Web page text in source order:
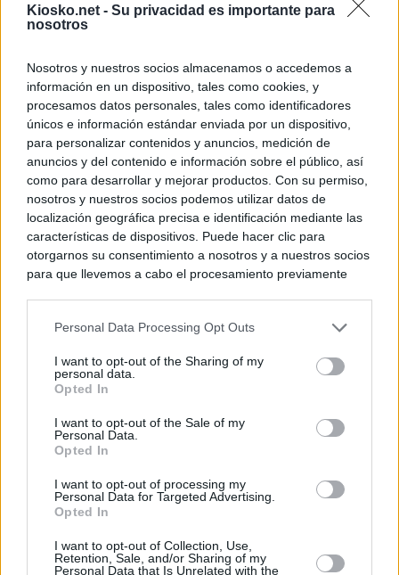
Kiosko.net - Su privacidad es importante para
nosotros
Nosotros y nuestros socios almacenamos o accedemos a
información en un dispositivo, tales como cookies, y
procesamos datos personales, tales como identificadores
únicos e información estándar enviada por un dispositivo,
para personalizar contenidos y anuncios, medición de
anuncios y del contenido e información sobre el público, así
como para desarrollar y mejorar productos. Con su permiso,
nosotros y nuestros socios podemos utilizar datos de
localización geográfica precisa e identificación mediante las
características de dispositivos. Puede hacer clic para
otorgarnos su consentimiento a nosotros y a nuestros socios
para que llevemos a cabo el procesamiento previamente
negar su consentimiento. Tenga en cuenta que algún
de su consentimiento, pero usted tiene el derecho de
rechazar tal procesamiento. Sus preferencias se aplicarán
cualquier momento entrando de nuevo en este sitio web o
visitando nuestra política de privacidad.
Personal Data Processing Opt Outs
I want to opt-out of the Sharing of my
personal data.
Opted In
I want to opt-out of the Sale of my
Personal Data.
Opted In
I want to opt-out of processing my
Personal Data for Targeted Advertising.
Opted In
I want to opt-out of Collection, Use,
Retention, Sale, and/or Sharing of my
Personal Data that Is Unrelated with the